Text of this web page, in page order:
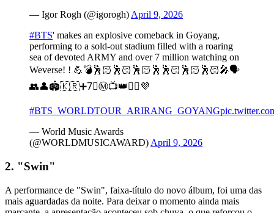
— Igor Rogh (@igorogh) April 9, 2026
#BTS' makes an explosive comeback in Goyang,
performing to a sold-out stadium filled with a roaring
sea of devoted ARMY and over 7 million watching on
Weverse! ! 💪💣🕺🏻🕺🏻🕺🏻🕺🕺🏻🕺🏻🕺🏻🎤🗣️
👥👤🏟️🇰🇷➕7⃣Ⓜ️📺👑❤️‍🔥💜
#BTS_WORLDTOUR_ARIRANG_GOYANG
— World Music Awards
(@WORLDMUSICAWARD) April 9, 2026
2. "Swin"
A performance de "Swin", faixa-título do novo álbum, foi uma das
mais aguardadas da noite. Para deixar o momento ainda mais